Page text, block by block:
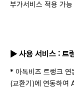
부가서비스 적용 가능
▶ 사용 서비스 : 트
* 아톡비즈 트렁크 연
(교환기)에 연동하여